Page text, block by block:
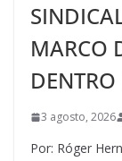
MARCO
DENTRO
3 agosto, 2026
Por: Róger